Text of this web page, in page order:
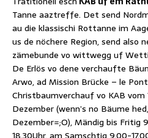
Tanne aaztreffe. Det send
au die klassischi Rottanne im
us de nöchere Region, send also
zämebunde vo wittwegg uf
De Erlös vo dene verchaufte
Arwo, ad Mission Brücke – le
Christbaumverchauf vo KAB vom
Dezember (wenn’s no Bäume
Dezember=;O), Mändig bis Fritig